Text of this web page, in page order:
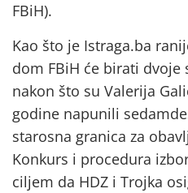
FBiH).
Kao što je Istraga.ba
dom FBiH će birati
nakon što su Valerija
godine napunili
starosna granica za
Konkurs i procedura
ciljem da HDZ i Trojka